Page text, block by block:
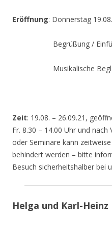
Eröffnung: Donnerstag
Begrüßung /
Musikalische
Zeit: 19.08. – 26.09.21,
Fr. 8.30 – 14.00 Uhr und
oder Seminare kann
behindert werden – bitte
Besuch sicherheitshalber bei
Helga und Karl-